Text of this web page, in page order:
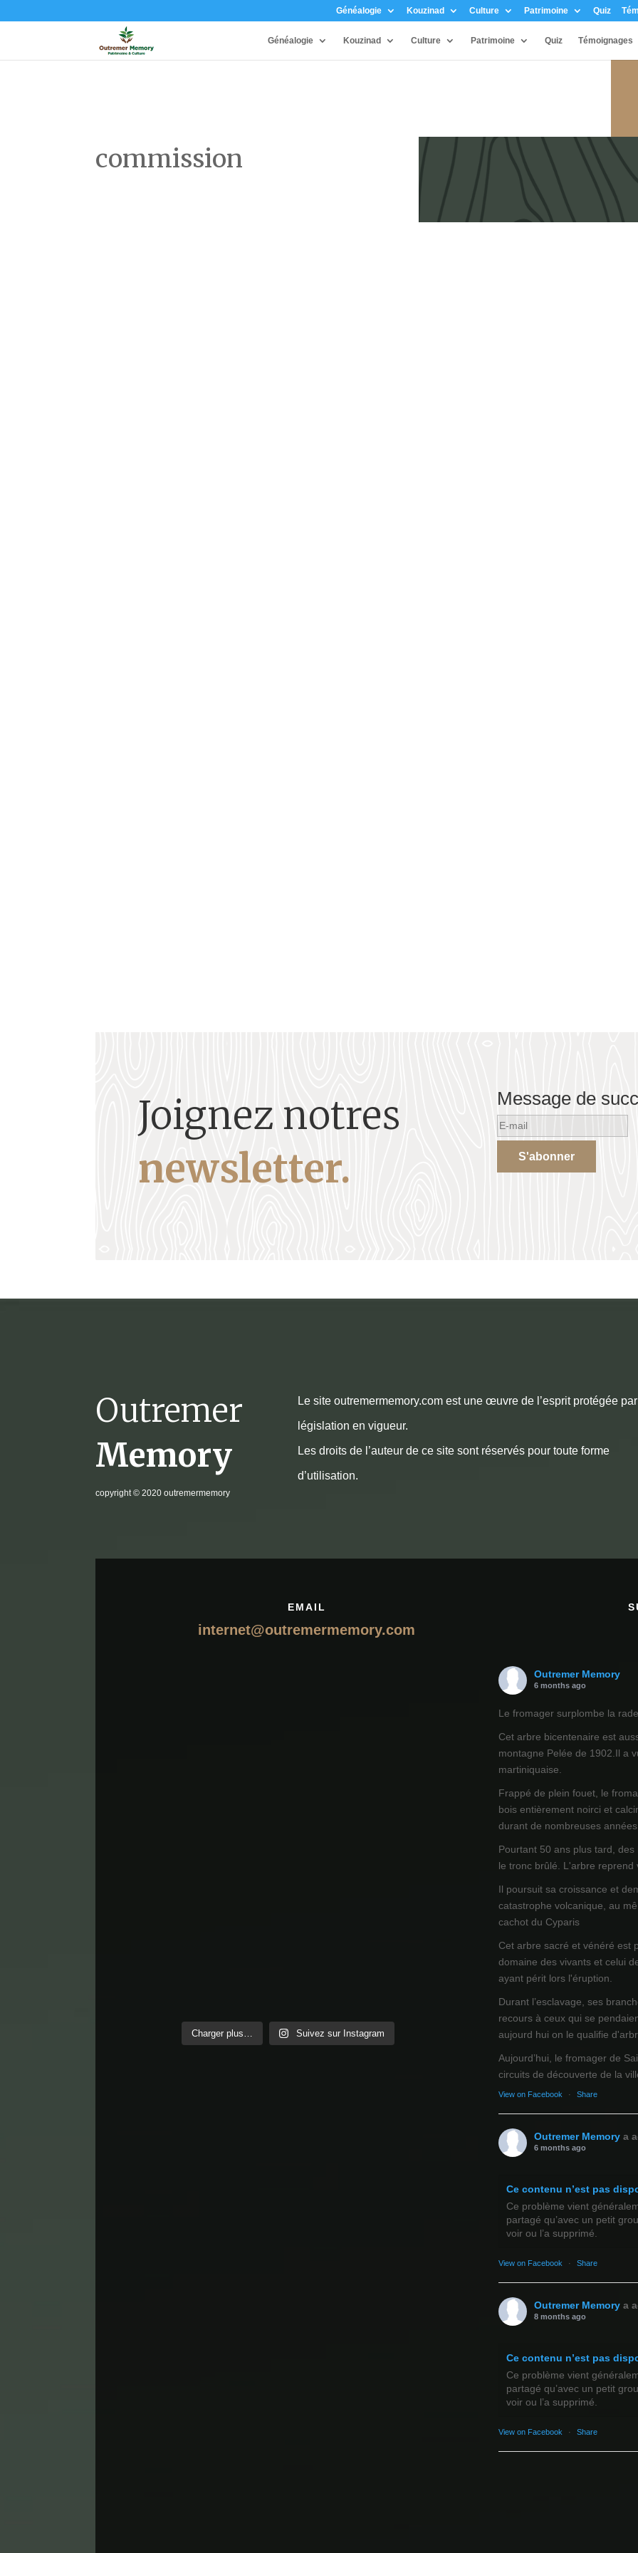
Généalogie Kouzinad Culture Patrimoine Quiz
Généalogie Kouzinad Culture Patrimoine Quiz Témoignages
commission
Joignez notres
newsletter.
Message de
S'abonner
Outremer
Memory
copyright© 2020 outremermemory
Le site outremermemory.com est une œuvre de l’esprit protégée
législation en vigueur.
Les droits de l’auteur de ce site sont réservés pour toute forme
d’utilisation.
EMAIL
internet@outremermemory.com
Charger plus… Suivez sur Instagram
Outremer Memory
6 months ago
Le fromager surplombe la
Cet arbre bicentenaire est
montagne Pelée de 1902.Il a
martiniquaise.
Frappé de plein fouet, le
bois entièrement noirci et
durant de nombreuses
Pourtant 50 ans plus tard,
le tronc brûlé. L'arbre
Il poursuit sa croissance et
catastrophe volcanique, au
cachot du Cyparis
Cet arbre sacré et vénéré est
domaine des vivants et celui
ayant périt lors l'éruption.
Durant l’esclavage, ses
recours à ceux qui se
aujourd hui on le qualifie
Aujourd’hui, le fromager de
circuits de découverte de la
View on Facebook · Share
Outremer Memory a
6 months ago
Ce contenu n’est pas
Ce problème vient
partagé qu’avec un petit
voir ou l’a supprimé.
View on Facebook · Share
Outremer Memory a
8 months ago
Ce contenu n’est pas
Ce problème vient
partagé qu’avec un petit
voir ou l’a supprimé.
View on Facebook · Share